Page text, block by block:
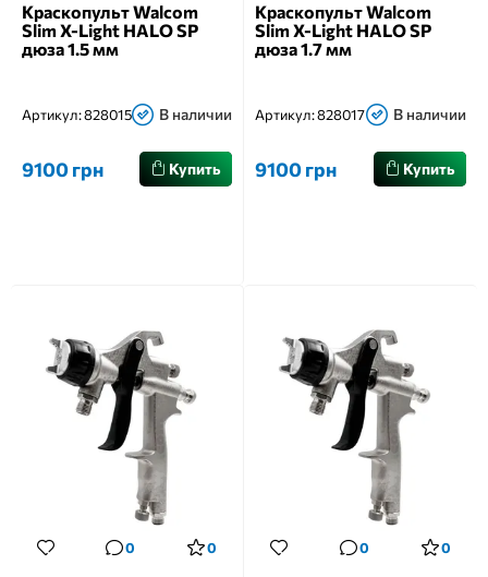
Краскопульт Walcom
Slim X-Light HALO SP
дюза 1.5 мм
Артикул:828015 В наличии
9100 грн Купить
Краскопульт Walcom
Slim X-Light HALO SP
дюза 1.7 мм
Артикул:828017 В наличии
9100 грн Купить
0 0 0 0